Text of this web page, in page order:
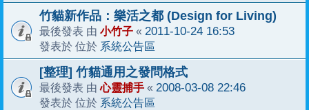
竹貓新作品：樂活之都 (Design for Living)
最後發表 由 小竹子 « 2011-10-24 16:53
發表於 位於 系統公告區
[整理] 竹貓通用之發問格式
最後發表 由心靈捕手 « 2008-03-08 22:46
發表於 位於 系統公告區